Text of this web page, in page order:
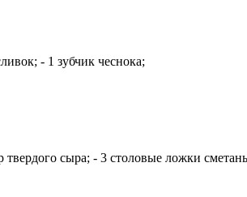
- 1 зубчик чеснока;
сыра; - 3 столовые ложки